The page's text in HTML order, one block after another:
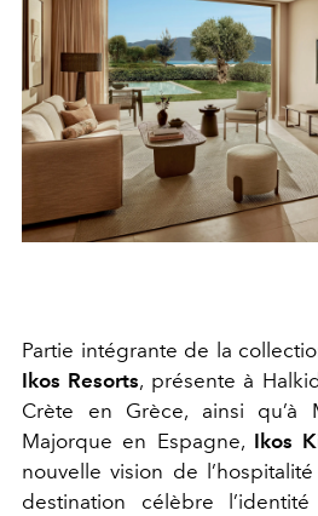
Partie intégrante de la
Ikos Resorts, présente à
Crète en Grèce, ainsi qu’à
Majorque en Espagne, Ikos
nouvelle vision de
destination célèbre